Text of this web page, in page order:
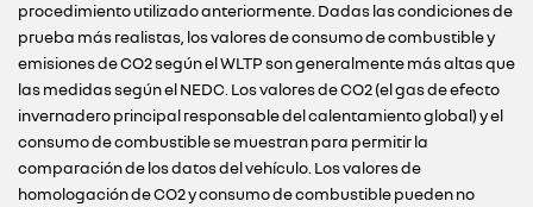
procedimiento utilizado anteriormente. Dadas las condiciones de
prueba más realistas, los valores de consumo de combustible y
emisiones de CO2 según el WLTP son generalmente más altas que
las medidas según el NEDC. Los valores de CO2 (el gas de efecto
invernadero principal responsable del calentamiento global) y el
consumo de combustible se muestran para permitir la
comparación de los datos del vehículo. Los valores de
homologación de CO2 y consumo de combustible pueden no